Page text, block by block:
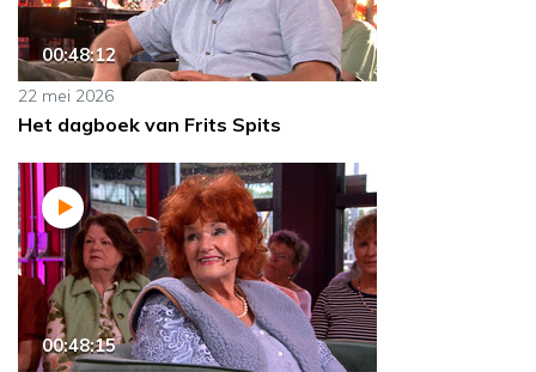
00:48:12
22 mei 2026
Het dagboek van Frits Spits
00:48:15